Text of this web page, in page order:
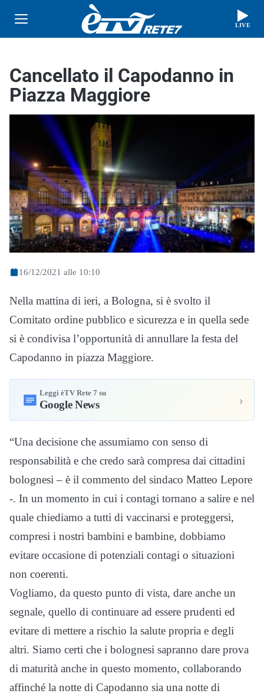
LIVE
Cancellato il Capodanno in
Piazza Maggiore
16/12/2021 alle 10:10
Nella mattina di ieri, a Bologna, si è svolto il
Comitato ordine pubblico e sicurezza e in quella sede
si è condivisa l’opportunità di annullare la festa del
Capodanno in piazza Maggiore.
Leggi èTV Rete 7 su
Google News ›
“Una decisione che assumiamo con senso di
responsabilità e che credo sarà compresa dai cittadini
bolognesi – è il commento del sindaco Matteo Lepore
-. In un momento in cui i contagi tornano a salire e nel
quale chiediamo a tutti di vaccinarsi e proteggersi,
compresi i nostri bambini e bambine, dobbiamo
evitare occasione di potenziali contagi o situazioni
non coerenti.
Vogliamo, da questo punto di vista, dare anche un
segnale, quello di continuare ad essere prudenti ed
evitare di mettere a rischio la salute propria e degli
altri. Siamo certi che i bolognesi sapranno dare prova
di maturità anche in questo momento, collaborando
affinché la notte di Capodanno sia una notte di